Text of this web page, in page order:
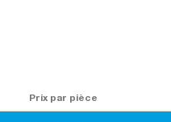
Prix par pièce